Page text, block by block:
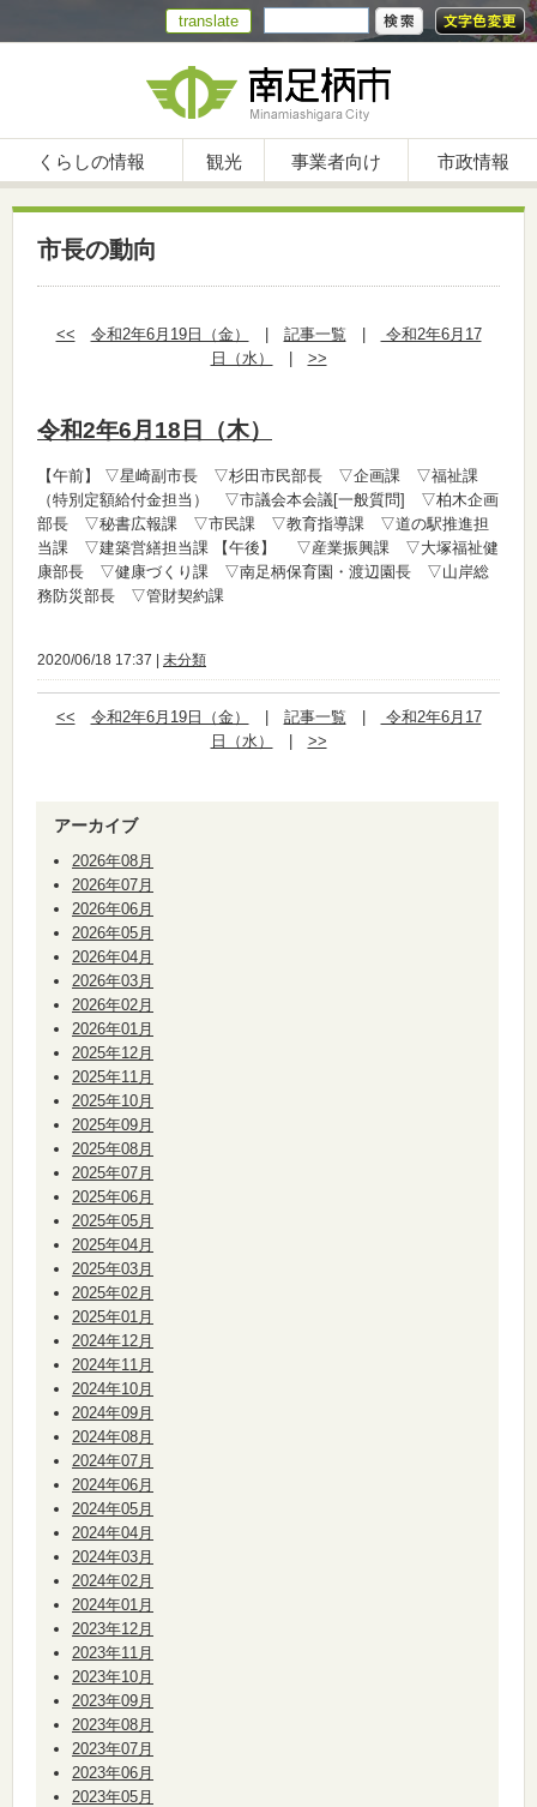
translate
くらしの情報 観光 事業者向け 市政情報
市長の動向
<< 令和2年6月19日（金） 記事一覧
令和2年6月17
日（水）
>>
令和2年6月18日（木）
【午前】
▽星崎副市長 ▽杉田市民部長 ▽企画課 ▽福祉課
（特別定額給付金担当） ▽市議会本会議[一般質問] ▽柏木企画
部長 ▽秘書広報課 ▽市民課 ▽教育指導課 ▽道の駅推進担
当課 ▽建築営繕担当課 【午後】
▽産業振興課 ▽大塚福祉健
康部長 ▽健康づくり課 ▽南足柄保育園・渡辺園長 ▽山岸総
務防災部長 ▽管財契約課
2020/06/18 17:37 | 未分類
<< 令和2年6月19日（金） 記事一覧
令和2年6月17
日（水）
>>
アーカイブ
2026年08月
2026年07月
2026年06月
2026年05月
2026年04月
2026年03月
2026年02月
2026年01月
2025年12月
2025年11月
2025年10月
2025年09月
2025年08月
2025年07月
2025年06月
2025年05月
2025年04月
2025年03月
2025年02月
2025年01月
2024年12月
2024年11月
2024年10月
2024年09月
2024年08月
2024年07月
2024年06月
2024年05月
2024年04月
2024年03月
2024年02月
2024年01月
2023年12月
2023年11月
2023年10月
2023年09月
2023年08月
2023年07月
2023年06月
2023年05月